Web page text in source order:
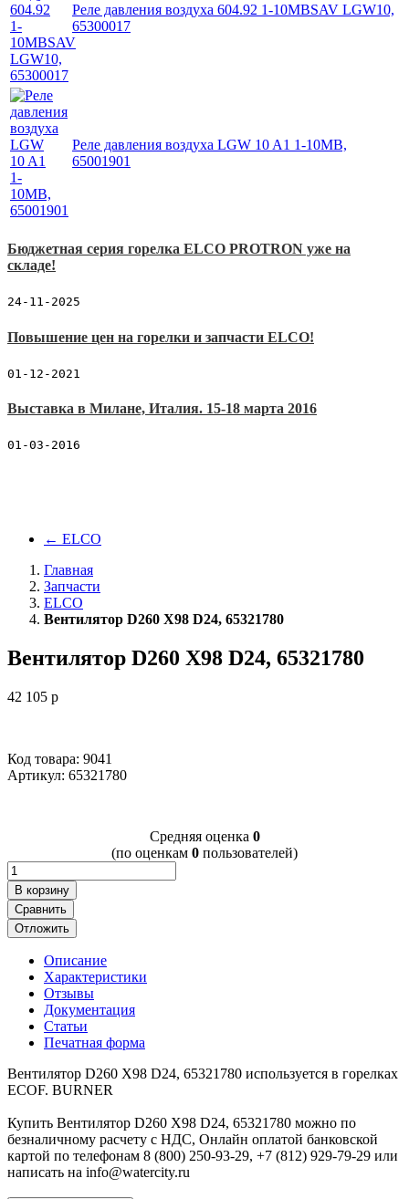
Реле давления воздуха 604.92 1-10MBSAV LGW10,
65300017
Реле давления воздуха LGW 10 A1 1-10MB,
65001901
Бюджетная серия горелка ELCO PROTRON уже на
складе!
24-11-2025
Повышение цен на горелки и запчасти ELCO!
01-12-2021
Выставка в Милане, Италия. 15-18 марта 2016
01-03-2016
← ELCO
Главная
Запчасти
ELCO
Вентилятор D260 X98 D24, 65321780
Вентилятор D260 X98 D24, 65321780
42 105 p
Код товара: 9041
Артикул: 65321780
Cредняя оценка 0
(по оценкам 0 пользователей)
В корзину
Сравнить
Отложить
Описание
Характеристики
Отзывы
Документация
Статьи
Печатная форма
Вентилятор D260 X98 D24, 65321780 используется в горелках
ECOF. BURNER
Купить Вентилятор D260 X98 D24, 65321780 можно по
безналичному расчету с НДС, Онлайн оплатой банковской
картой по телефонам 8 (800) 250-93-29, +7 (812) 929-79-29 или
написать на info@watercity.ru